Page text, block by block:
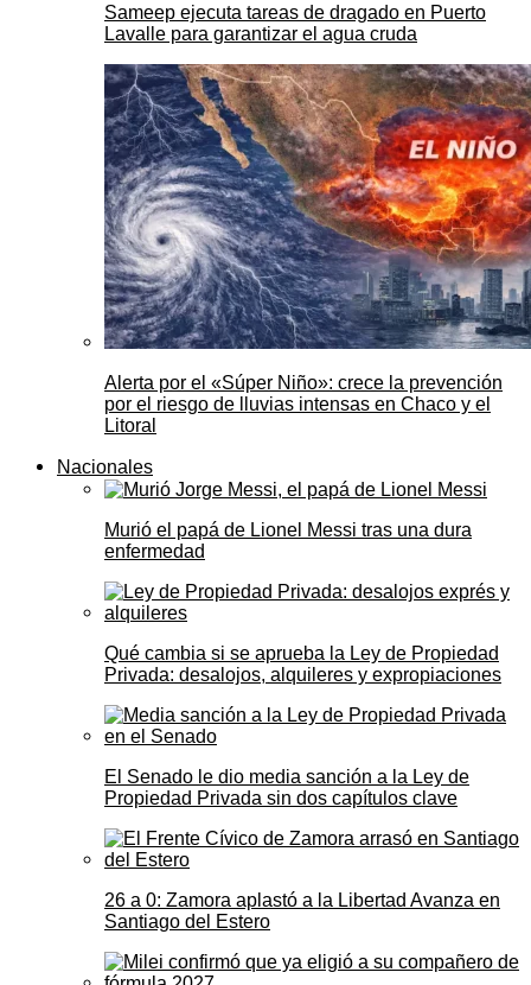
Sameep ejecuta tareas de dragado en Puerto
Lavalle para garantizar el agua cruda
Alerta por el «Súper Niño»: crece la prevención
por el riesgo de lluvias intensas en Chaco y el
Litoral
Nacionales
Murió el papá de Lionel Messi tras una dura
enfermedad
Qué cambia si se aprueba la Ley de Propiedad
Privada: desalojos, alquileres y expropiaciones
El Senado le dio media sanción a la Ley de
Propiedad Privada sin dos capítulos clave
26 a 0: Zamora aplastó a la Libertad Avanza en
Santiago del Estero